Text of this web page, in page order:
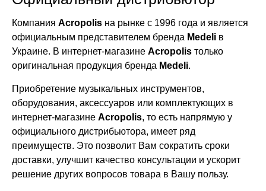
Компания Acropolis на рынке с 1996 года и является
официальным представителем бренда Medeli в
Украине. В интернет-магазине Acropolis только
оригинальная продукция бренда Medeli.
Приобретение музыкальных инструментов,
оборудования, аксессуаров или комплектующих в
интернет-магазине Acropolis, то есть напрямую у
официального дистрибьютора, имеет ряд
преимуществ. Это позволит Вам сократить сроки
доставки, улучшит качество консультации и ускорит
решение других вопросов товара в Вашу пользу.